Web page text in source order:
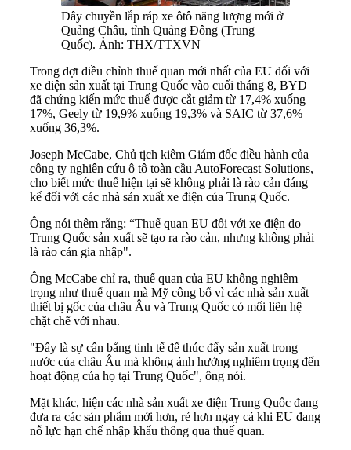
Dây chuyền lắp ráp xe ôtô năng lượng mới ở
Quảng Châu, tỉnh Quảng Đông (Trung
Quốc). Ảnh: THX/TTXVN
Trong đợt điều chỉnh thuế quan mới nhất của EU đối với
xe điện sản xuất tại Trung Quốc vào cuối tháng 8, BYD
đã chứng kiến ​​mức thuế được cắt giảm từ 17,4% xuống
17%, Geely từ 19,9% xuống 19,3% và SAIC từ 37,6%
xuống 36,3%.
Joseph McCabe, Chủ tịch kiêm Giám đốc điều hành của
công ty nghiên cứu ô tô toàn cầu AutoForecast Solutions,
cho biết mức thuế hiện tại sẽ không phải là rào cản đáng
kể đối với các nhà sản xuất xe điện của Trung Quốc.
Ông nói thêm rằng: “Thuế quan EU đối với xe điện do
Trung Quốc sản xuất sẽ tạo ra rào cản, nhưng không phải
là rào cản gia nhập".
Ông McCabe chỉ ra, thuế quan của EU không nghiêm
trọng như thuế quan mà Mỹ công bố vì các nhà sản xuất
thiết bị gốc của châu Âu và Trung Quốc có mối liên hệ
chặt chẽ với nhau.
"Đây là sự cân bằng tinh tế để thúc đẩy sản xuất trong
nước của châu Âu mà không ảnh hưởng nghiêm trọng đến
hoạt động của họ tại Trung Quốc", ông nói.
Mặt khác, hiện các nhà sản xuất xe điện Trung Quốc đang
đưa ra các sản phẩm mới hơn, rẻ hơn ngay cả khi EU đang
nỗ lực hạn chế nhập khẩu thông qua thuế quan.